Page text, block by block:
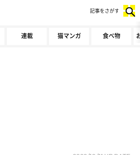
連載 猫マンガ 食べ物
記事をさがす